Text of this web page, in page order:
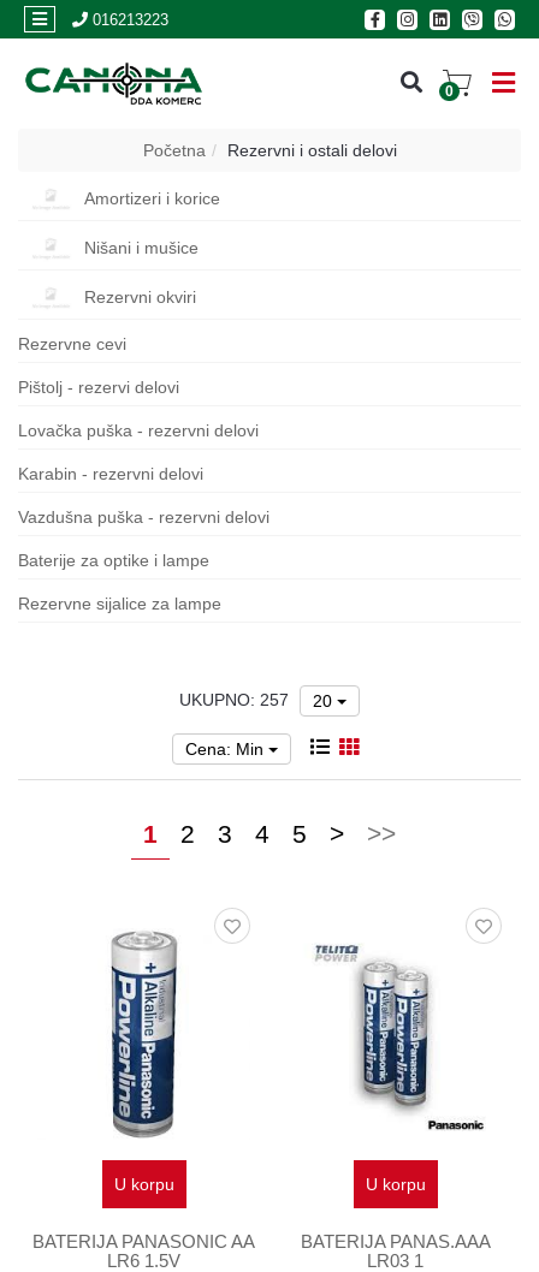
016213223
0
Početna Rezervni i ostali delovi
Amortizeri i korice
Nišani i mušice
Rezervni okviri
Rezervne cevi
Pištolj - rezervi delovi
Lovačka puška - rezervni delovi
Karabin - rezervni delovi
Vazdušna puška - rezervni delovi
Baterije za optike i lampe
Rezervne sijalice za lampe
UKUPNO: 257 20
Cena: Min
1 2 3 4 5 > >>
U korpu
BATERIJA PANASONIC AA
LR6 1.5V
U korpu
BATERIJA PANAS.AAA
LR03 1